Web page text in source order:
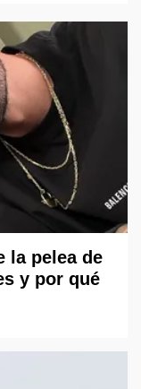
la pelea de
y por qué